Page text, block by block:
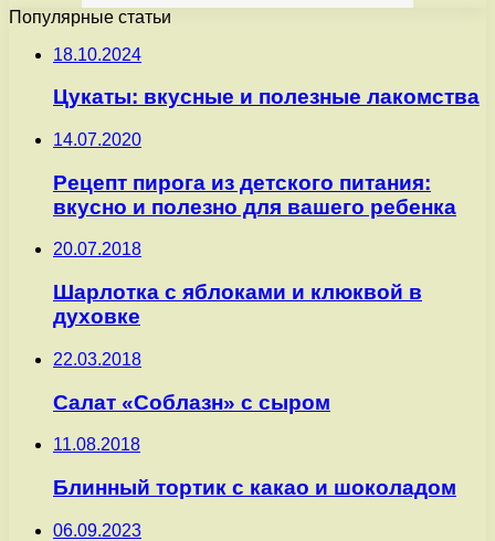
Популярные статьи
18.10.2024
Цукаты: вкусные и полезные лакомства
14.07.2020
Рецепт пирога из детского питания:
вкусно и полезно для вашего ребенка
20.07.2018
Шарлотка с яблоками и клюквой в
духовке
22.03.2018
Салат «Соблазн» с сыром
11.08.2018
Блинный тортик с какао и шоколадом
06.09.2023